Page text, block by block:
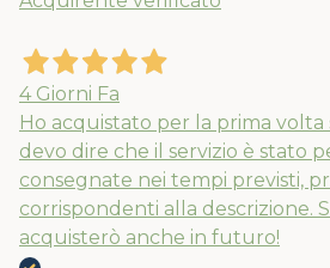
4 Giorni Fa
Ho acquistato per la prima volta
devo dire che il servizio è stato
consegnate nei tempi previsti,
corrispondenti alla descrizione.
acquisterò anche in futuro!